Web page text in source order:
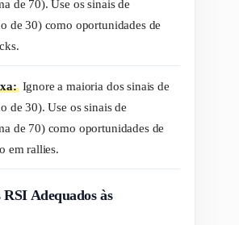
de 70). Use os sinais de
de 30) como oportunidades de
.
Ignore a maioria dos sinais de
de 30). Use os sinais de
de 70) como oportunidades de
emrallies.
Adequados às